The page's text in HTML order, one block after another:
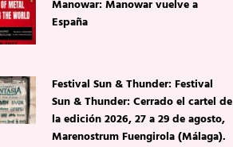
Manowar: Manowar vuelve a
España
Festival Sun & Thunder: Festival
Sun & Thunder: Cerrado el cartel de
la edición 2026, 27 a 29 de agosto,
Marenostrum Fuengirola (Málaga).